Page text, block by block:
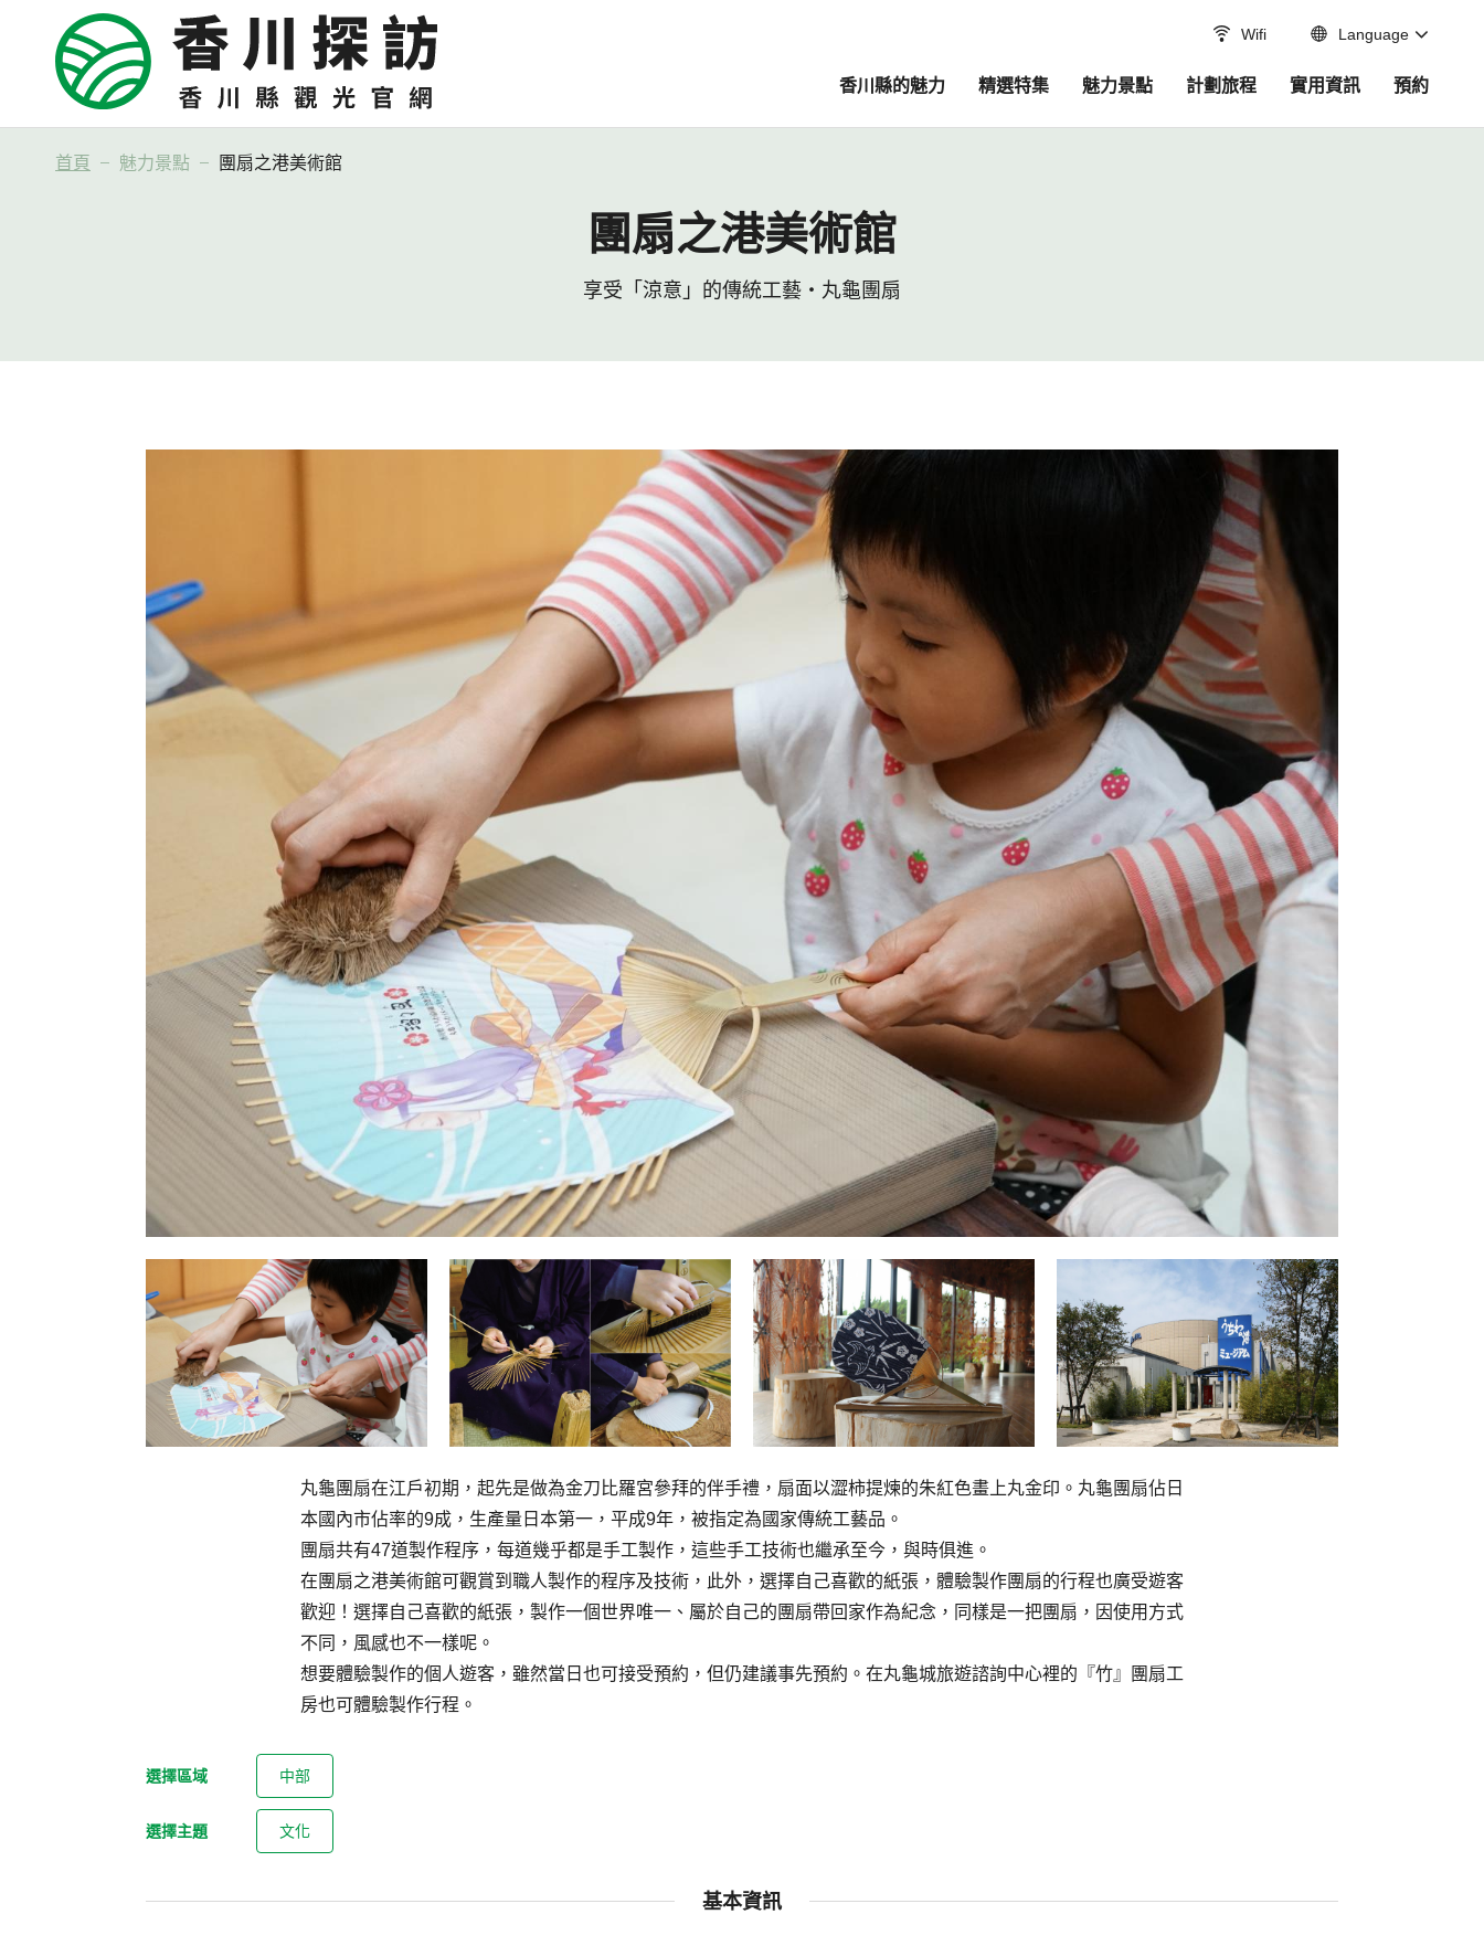
Wifi Language
香川縣的魅力 精選特集 魅力景點 計劃旅程 實用資訊 預約
首頁 魅力景點 團扇之港美術館
團扇之港美術館
享受「涼意」的傳統工藝・丸龜團扇
丸龜團扇在江戶初期，起先是做為金刀比羅宮參拜的伴手禮，扇面以澀柿提煉的朱紅色畫上丸金印。丸龜團扇佔日
本國內市佔率的9成，生產量日本第一，平成9年，被指定為國家傳統工藝品。
團扇共有47道製作程序，每道幾乎都是手工製作，這些手工技術也繼承至今，與時俱進。
在團扇之港美術館可觀賞到職人製作的程序及技術，此外，選擇自己喜歡的紙張，體驗製作團扇的行程也廣受遊客
歡迎！選擇自己喜歡的紙張，製作一個世界唯一、屬於自己的團扇帶回家作為紀念，同樣是一把團扇，因使用方式
不同，風感也不一樣呢。
想要體驗製作的個人遊客，雖然當日也可接受預約，但仍建議事先預約。在丸龜城旅遊諮詢中心裡的『竹』團扇工
房也可體驗製作行程。
選擇區域 中部
選擇主題 文化
基本資訊